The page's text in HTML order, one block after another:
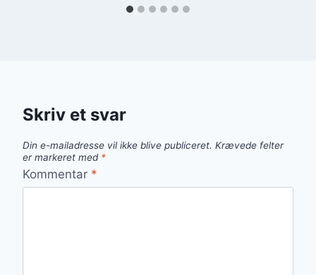
Skriv et svar
Din e-mailadresse vil ikke blive publiceret. Krævede felter
er markeret med *
Kommentar *